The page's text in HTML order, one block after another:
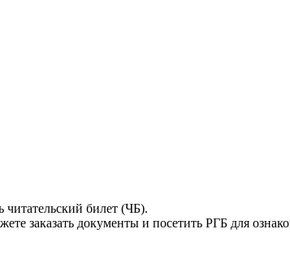
читательский билет (ЧБ).
заказать документы и посетить РГБ для